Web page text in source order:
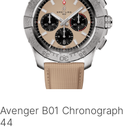
Avenger B01 Chronograph
44